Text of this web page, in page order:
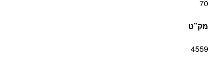
70
מק”ט
4559